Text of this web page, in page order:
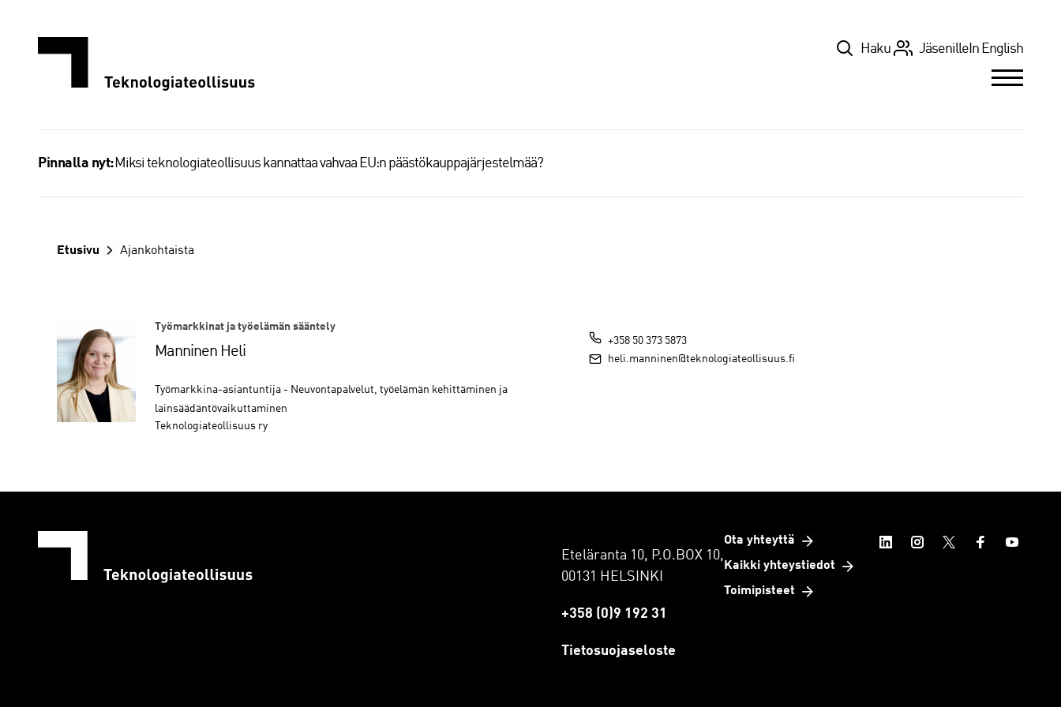
TopHaku Jäsenille In English
Pinnalla nyt: Miksi teknologiateollisuus kannattaa vahvaa EU:n päästökauppajärjestelmää?
Etusivu Ajankohtaista
Työmarkkinat ja työelämän sääntely
Manninen Heli
Työmarkkina-asiantuntija - Neuvontapalvelut, työelämän kehittäminen ja
lainsäädäntövaikuttaminen
Teknologiateollisuus ry
+358 50 373 5873
heli.manninen@teknologiateollisuus.fi
Eteläranta 10, P.O.BOX 10,
00131 HELSINKI
+358 (0)9 192 31
Tietosuojaseloste
Ota yhteyttä
Kaikki yhteystiedot
Toimipisteet